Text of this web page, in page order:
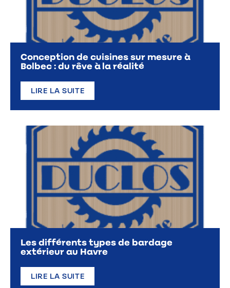
Conception de cuisines sur mesure à
Bolbec : du rêve à la réalité
LIRE LA SUITE
Les différents types de bardage
extérieur au Havre
LIRE LA SUITE